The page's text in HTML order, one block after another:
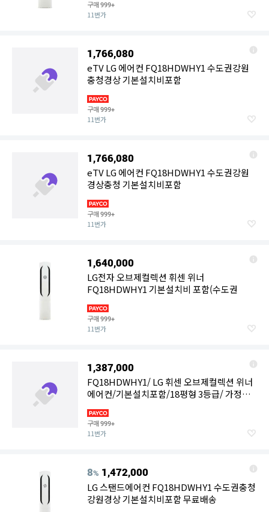
구매999+
11번가
1,766,080
eTV LG 에어컨 FQ18HDWHY1 수도권강원
충청경상 기본설치비포함
구매999+
11번가
1,766,080
eTV LG 에어컨 FQ18HDWHY1 수도권강원
경상충청 기본설치비포함
구매999+
11번가
1,640,000
LG전자 오브제컬렉션 휘센 위너
FQ18HDWHY1 기본설치비 포함(수도권
구매999+
11번가
1,387,000
FQ18HDWHY1/ LG 휘센 오브제컬렉션 위너
에어컨/기본설치포함/18평형 3등급/ 가정용
구매999+
11번가
8% 1,472,000
LG 스탠드에어컨 FQ18HDWHY1 수도권충청
강원경상 기본설치비포함 무료배송